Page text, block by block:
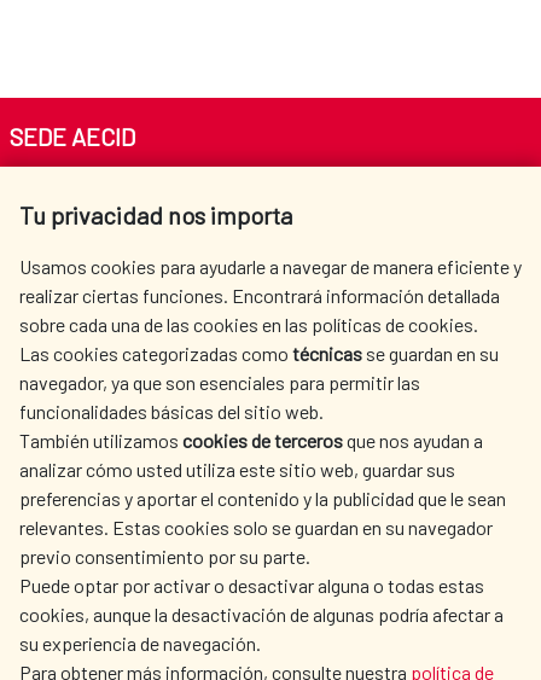
Tu privacidad nos importa
Usamos cookies para ayudarle a navegar de manera eficiente y
realizar ciertas funciones. Encontrará información detallada
sobre cada una de las cookies en las políticas de cookies.
Las cookies categorizadas como técnicas se guardan en su
navegador, ya que son esenciales para permitir las
funcionalidades básicas del sitio web.
También utilizamos cookies de tercerosque nos ayudan a
analizar cómo usted utiliza este sitio web, guardar sus
preferencias y aportar el contenido y la publicidad que le sean
relevantes. Estas cookies solo se guardan en su navegador
previo consentimiento por su parte.
Puede optar por activar o desactivar alguna o todas estas
cookies, aunque la desactivación de algunas podría afectar a
su experiencia de navegación.
Para obtener más información, consulte nuestra política de
SEDE AECID
Tel. +34 900 20 30 54​​​​​​​
AECID
WHERE DO WE COOPERATE?
SPANISH HUMANITARIAN
ACTION
PRESS ROOM
CULTURE AND SCIENCE LIBRARY
OUR SOCIAL MEDIA